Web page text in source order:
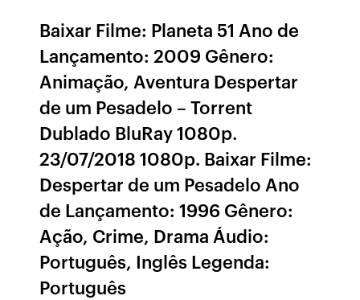
Baixar Filme: Planeta 51 Ano de
Lançamento: 2009 Gênero:
Animação, Aventura Despertar
de um Pesadelo – Torrent
Dublado BluRay 1080p.
23/07/2018 1080p. Baixar Filme:
Despertar de um Pesadelo Ano
de Lançamento: 1996 Gênero:
Ação, Crime, Drama Áudio:
Português, Inglês Legenda:
Português